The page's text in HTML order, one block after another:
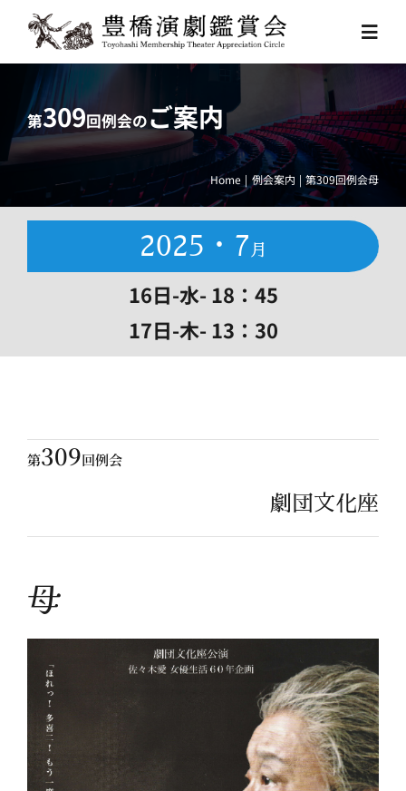
content
HOME
豊橋演劇鑑賞会とは
第309回例会のご案内
Home 例会案内 第309回例会母
2025・7 月
16日-水- 18：45
17日-木- 13：30
第309回例会
劇団文化座
母